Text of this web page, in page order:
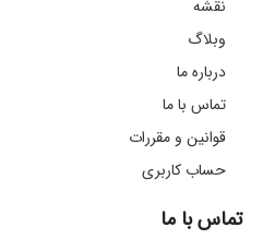
نقشه
وبلاگ
درباره ما
تماس با ما
قوانین و مقررات
حساب کاربری
تماس با ما